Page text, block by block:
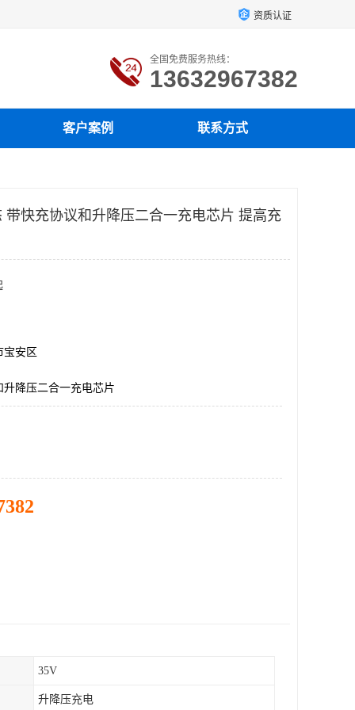
资质认证
全国免费服务热线：
13632967382
客户案例 联系方式
带快充协议和升降压二合一充电芯片 提高充
宝安区
升降压二合一充电芯片
35V
升降压充电